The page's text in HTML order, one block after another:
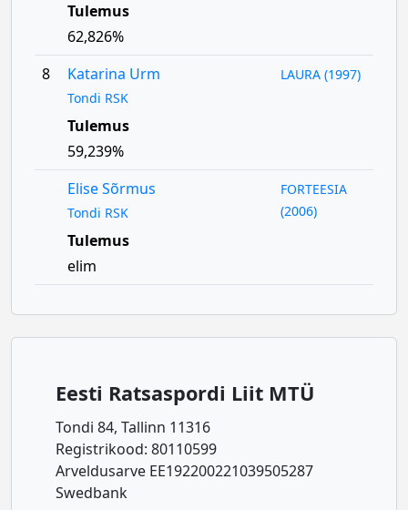
Tulemus
62,826%
8
Katarina Urm
Tondi RSK
LAURA (1997)
Tulemus
59,239%
Elise Sõrmus
Tondi RSK
FORTEESIA
(2006)
Tulemus
elim
Eesti Ratsaspordi Liit MTÜ
Tondi 84, Tallinn 11316
Registrikood: 80110599
Arveldusarve EE192200221039505287
Swedbank